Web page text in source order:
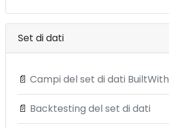
Set di dati
📄 Campi del set di dati BuiltWith
📄 Backtesting del set di dati